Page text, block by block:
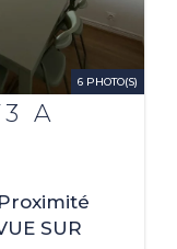
6 PHOTO(S)
A
SUR